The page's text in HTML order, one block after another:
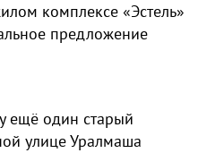
комплексе «Эстель»
предложение
ещё один старый
улице Уралмаша